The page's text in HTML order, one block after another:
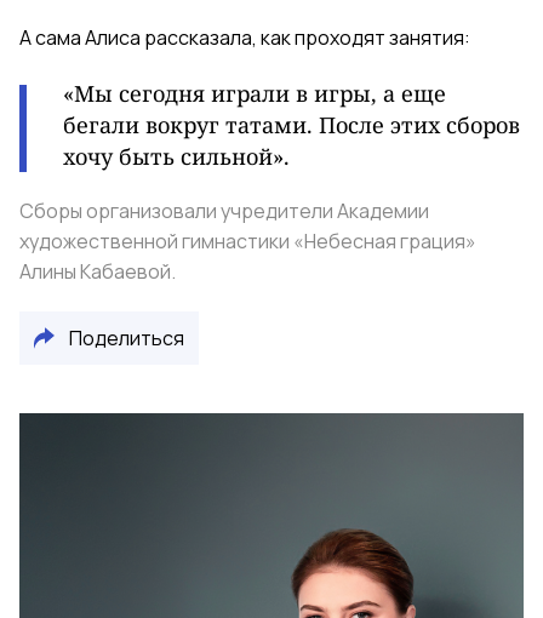
А сама Алиса рассказала, как проходят занятия:
«Мы сегодня играли в игры, а еще
бегали вокруг татами. После этих сборов
хочу быть сильной».
Сборы организовали учредители Академии
художественной гимнастики «Небесная грация»
Алины Кабаевой.
Поделиться